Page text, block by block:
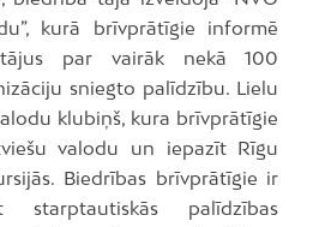
kurā brīvprātīgie informē
par vairāk nekā 100
sniegto palīdzību. Lielu
klubiņš, kura brīvprātīgie
valodu un iepazīt Rīgu
Biedrības brīvprātīgie ir
starptautiskās palīdzības